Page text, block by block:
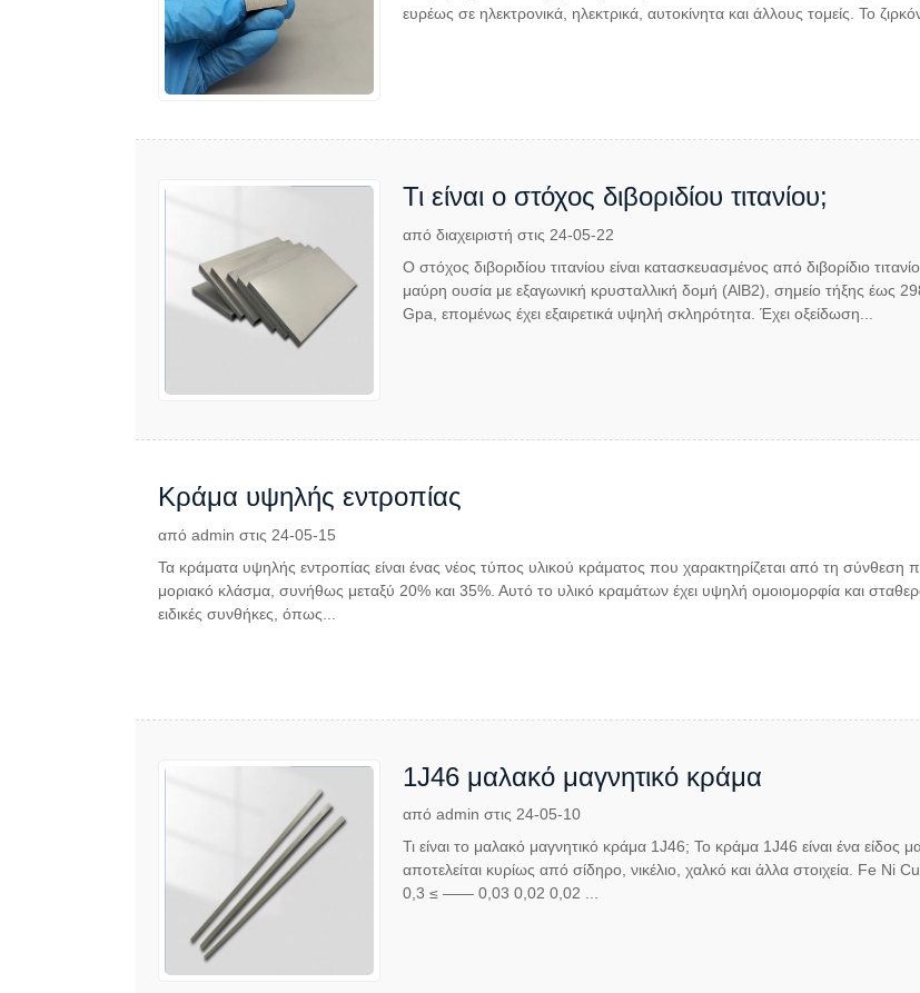
ευρέως σε ηλεκτρονικά, ηλεκτρικά, αυτοκίνητα και άλλους τομείς. Το
Τι είναι ο στόχος διβοριδίου τιτανίου;
από διαχειριστή στις 24-05-22
Ο στόχος διβοριδίου τιτανίου είναι κατασκευασμένος από διβορίδιο
μαύρη ουσία με εξαγωνική κρυσταλλική δομή (AlB2), σημείο τήξης έως
Gpa, επομένως έχει εξαιρετικά υψηλή σκληρότητα. Έχει οξείδωση...
Κράμα υψηλής εντροπίας
από admin στις 24-05-15
Τα κράματα υψηλής εντροπίας είναι ένας νέος τύπος υλικού κράματος που χαρακτηρίζεται από τη σύνθεση
μοριακό κλάσμα, συνήθως μεταξύ 20% και 35%. Αυτό το υλικό κραμάτων έχει υψηλή ομοιομορφία και
ειδικές συνθήκες, όπως...
1J46 μαλακό μαγνητικό κράμα
από admin στις 24-05-10
Τι είναι το μαλακό μαγνητικό κράμα 1J46; Το κράμα 1J46 είναι ένα
αποτελείται κυρίως από σίδηρο, νικέλιο, χαλκό και άλλα στοιχεία. Fe
0,3 ≤ —— 0,03 0,02 0,02 ...